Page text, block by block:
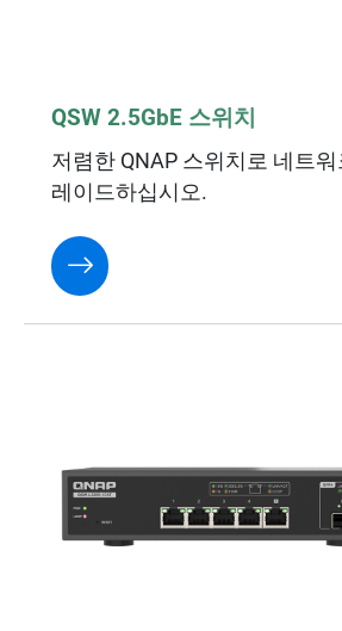
QSW 2.5GbE 스위치
저렴한 QNAP 스위치로 네트
레이드하십시오.